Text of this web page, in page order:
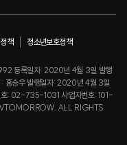
책 청소년보호정책
등록일자: 2020년 4월 3일 발행
: 홍승우 발행일자: 2020년 4월 3일
호: 02-735-1031 사업자번호: 101-
ALL RIGHTS